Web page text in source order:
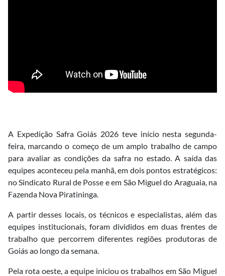
A Expedição Safra Goiás 2026 teve início nesta segunda-
feira, marcando o começo de um amplo trabalho de campo
para avaliar as condições da safra no estado. A saída das
equipes aconteceu pela manhã, em dois pontos estratégicos:
no Sindicato Rural de Posse e em São Miguel do Araguaia, na
Fazenda Nova Piratininga.
A partir desses locais, os técnicos e especialistas, além das
equipes institucionais, foram divididos em duas frentes de
trabalho que percorrem diferentes regiões produtoras de
Goiás ao longo da semana.
Pela rota oeste, a equipe iniciou os trabalhos em São Miguel